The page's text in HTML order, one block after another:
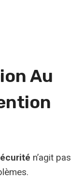
Au
n’agit pas